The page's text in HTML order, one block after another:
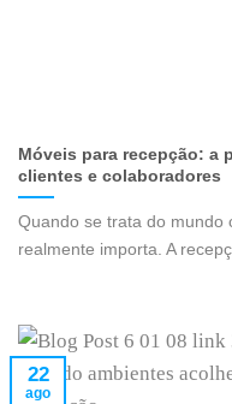
Móveis para recepção: a
clientes e colaboradores
Quando se trata do mundo
realmente importa. A
22
ago